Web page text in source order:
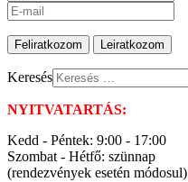
Keresés
NYITVATARTÁS:
Kedd - Péntek: 9:00 - 17:00
Szombat - Hétfő: szünnap
(rendezvények esetén módosul)